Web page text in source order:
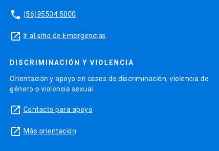
phone (56)95504 5000
launch Ir al sitio de Emergencias
DISCRIMINACIÓN Y VIOLENCIA
Orientación y apoyo en casos de discriminación, violencia de
género o violencia sexual.
launch Contacto para apoyo
launch Más orientación